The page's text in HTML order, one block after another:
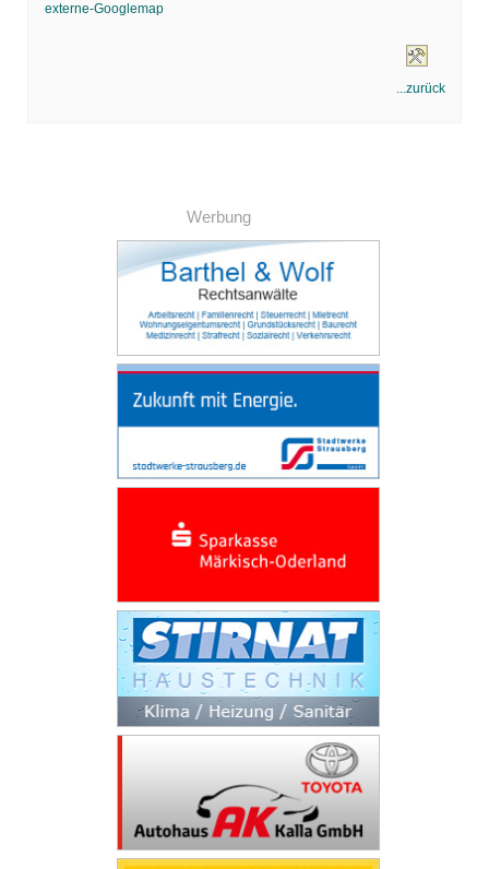
externe-Googlemap
...zurück
Werbung